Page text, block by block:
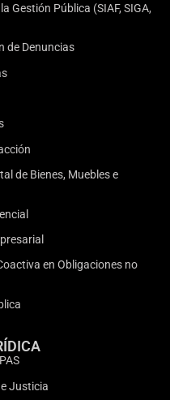
Gestión Pública (SIAF, SIGA,
de Denuncias
de Bienes, Muebles e
en Obligaciones no
Justicia